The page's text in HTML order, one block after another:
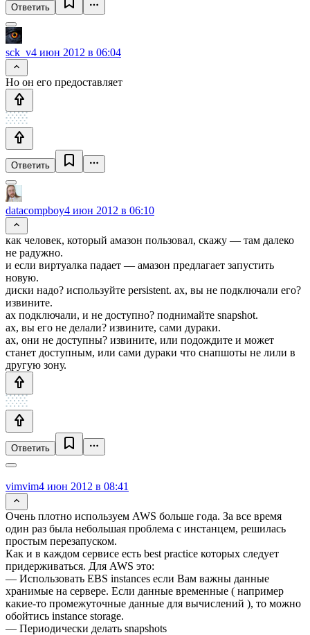
Ответить
sck_v4 июн 2012 в 06:04
Но он его предоставляет
Ответить
datacompboy4 июн 2012 в 06:10
как человек, который амазон пользовал, скажу — там далеко
не радужно.
и если виртуалка падает — амазон предлагает запустить
новую.
диски надо? используйте persistent. ах, вы не подключали его?
извините.
ах подключали, и не доступно? поднимайте snapshot.
ах, вы его не делали? извините, сами дураки.
ах, они не доступны? извините, или подождите и может
станет доступным, или сами дураки что снапшоты не лили в
другую зону.
Ответить
vimvim4 июн 2012 в 08:41
Очень плотно используем AWS больше года. За все время
один раз была небольшая проблема с инстанцем, решилась
простым перезапуском.
Как и в каждом сервисе есть best practice которых следует
придерживаться. Для AWS это:
— Использовать EBS instances если Вам важны данные
хранимые на сервере. Если данные временные ( например
какие-то промежуточные данные для вычислений ), то можно
обойтись instance storage.
— Периодически делать snapshots